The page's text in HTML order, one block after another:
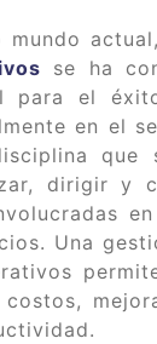
mundo
se ha
para el
en el
que
dirigir y
Una
costos,